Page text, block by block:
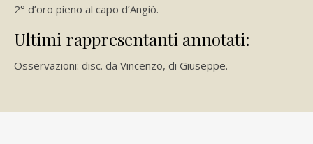
2° d’oro pieno al capo d’Angiò.
Ultimi rappresentanti annotati:
Osservazioni: disc. da Vincenzo, di Giuseppe.